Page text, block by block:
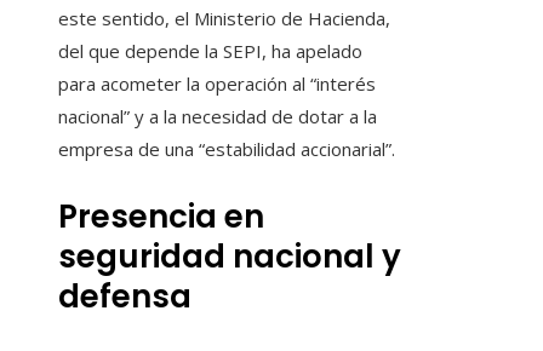
este sentido, el Ministerio de Hacienda,
del que depende la SEPI, ha apelado
para acometer la operación al “interés
nacional” y a la necesidad de dotar a la
empresa de una “estabilidad accionarial”.
Presencia en
seguridad nacional y
defensa